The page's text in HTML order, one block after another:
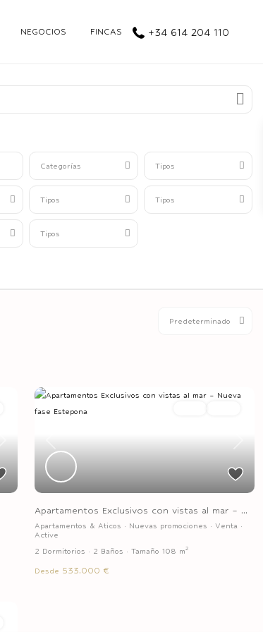
NEGOCIOS FINCAS +34 614 204 110
Categorías Tipos
Tipos Tipos
Tipos
Predeterminado
Apartamentos Exclusivos con vistas al mar – ...
Apartamentos & Aticos · Nuevas promociones · Venta ·
Active
2 Dormitorios · 2 Baños · Tamaño 108 m2
Desde 533.000 €